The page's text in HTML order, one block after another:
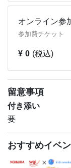
オンライン参
参加費チケット
¥ 0 (税込)
留意事項
付き添い
要
おすすめイベ